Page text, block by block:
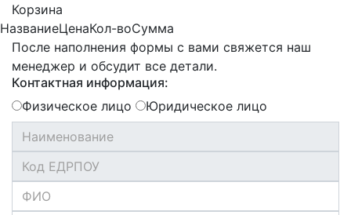
Корзина
НазваниеЦенаКол-воСумма
После наполнения формы с вами свяжется наш
менеджер и обсудит все детали.
Контактная информация:
Физическое лицо
Юридическое лицо